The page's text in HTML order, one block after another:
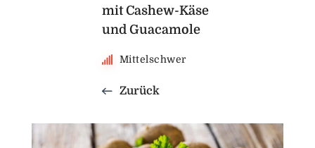
mit Cashew-Käse
und Guacamole
Mittelschwer
Zurück